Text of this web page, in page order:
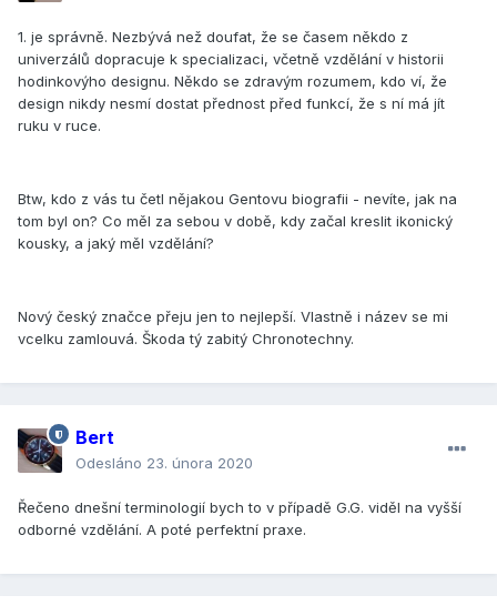
1. je správně. Nezbývá než doufat, že se časem někdo z
univerzálů dopracuje k specializaci, včetně vzdělání v historii
hodinkovýho designu. Někdo se zdravým rozumem, kdo ví, že
design nikdy nesmí dostat přednost před funkcí, že s ní má jít
ruku v ruce.
Btw, kdo z vás tu četl nějakou Gentovu biografii - nevíte, jak na
tom byl on? Co měl za sebou v době, kdy začal kreslit ikonický
kousky, a jaký měl vzdělání?
Nový český značce přeju jen to nejlepší. Vlastně i název se mi
vcelku zamlouvá. Škoda tý zabitý Chronotechny.
Bert
Odesláno 23. února 2020
Řečeno dnešní terminologií bych to v případě G.G. viděl na vyšší
odborné vzdělání. A poté perfektní praxe.